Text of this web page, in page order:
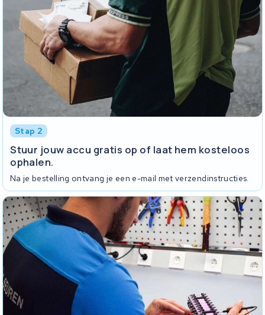
Stap 2
Stuur jouw accu gratis op of laat hem kosteloos
ophalen.
Na je bestelling ontvang je een e-mail met verzendinstructies.